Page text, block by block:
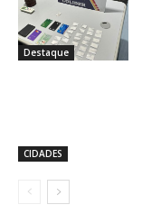
Destaque
CIDADES